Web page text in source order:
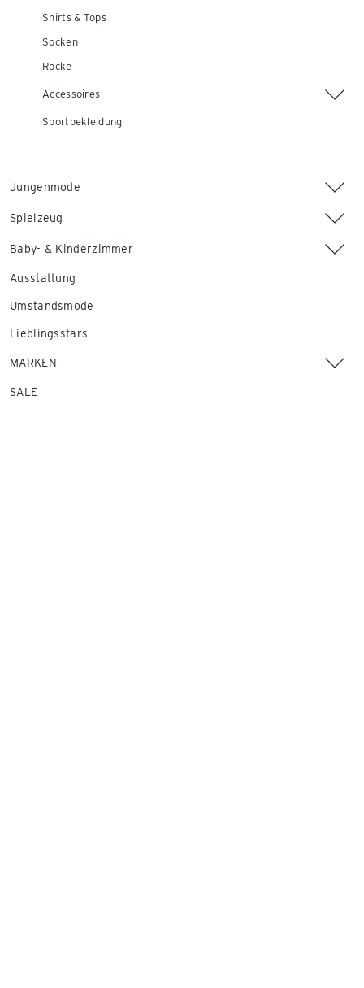
Shirts & Tops
Socken
Röcke
Accessoires
Sportbekleidung
Jungenmode
Spielzeug
Baby- & Kinderzimmer
Ausstattung
Umstandsmode
Lieblingsstars
MARKEN
SALE